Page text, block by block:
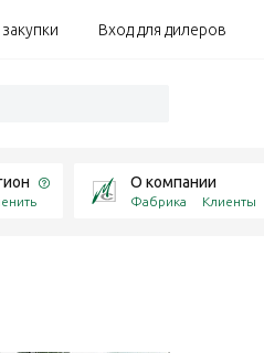
Вход для дилеров
О компании
Фабрика Клиенты